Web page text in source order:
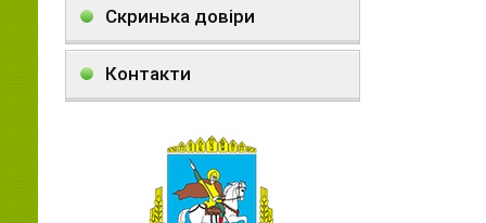
Скринька довіри
Контакти